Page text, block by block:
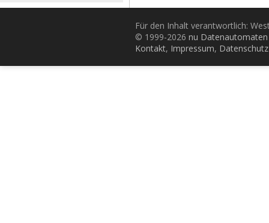
Für den Inhalt verantwortlich:
© 1999-2026 nu
Kontakt, Impressum, Datenschutz